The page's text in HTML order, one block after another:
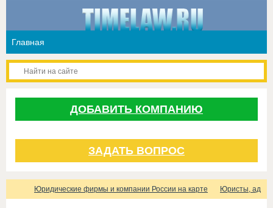
ДОБАВИТЬ КОМПАНИЮ
ЗАДАТЬ ВОПРОС
Юридические фирмы и компании России на карте Юристы,